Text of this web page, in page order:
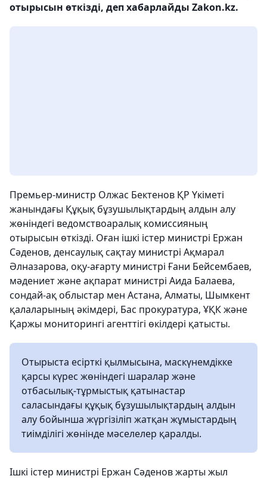
отырысын өткізді, деп хабарлайды Zakon.kz.
Премьер-министр Олжас Бектенов ҚР Үкіметі
жанындағы Құқық бұзушылықтардың алдын алу
жөніндегі ведомствоаралық комиссияның
отырысын өткізді. Оған ішкі істер министрі Ержан
Сәденов, денсаулық сақтау министрі Ақмарал
Әлназарова, оқу-ағарту министрі Ғани Бейсембаев,
мәдениет және ақпарат министрі Аида Балаева,
сондай-ақ облыстар мен Астана, Алматы, Шымкент
қалаларының әкімдері, Бас прокуратура, ҰҚК және
Қаржы мониторингі агенттігі өкілдері қатысты.
Отырыста есірткі қылмысына, маскүнемдікке
қарсы күрес жөніндегі шаралар және
отбасылық-тұрмыстық қатынастар
саласындағы құқық бұзушылықтардың алдын
алу бойынша жүргізіліп жатқан жұмыстардың
тиімділігі жөнінде мәселелер қаралды.
Ішкі істер министрі Ержан Сәденов жарты жыл